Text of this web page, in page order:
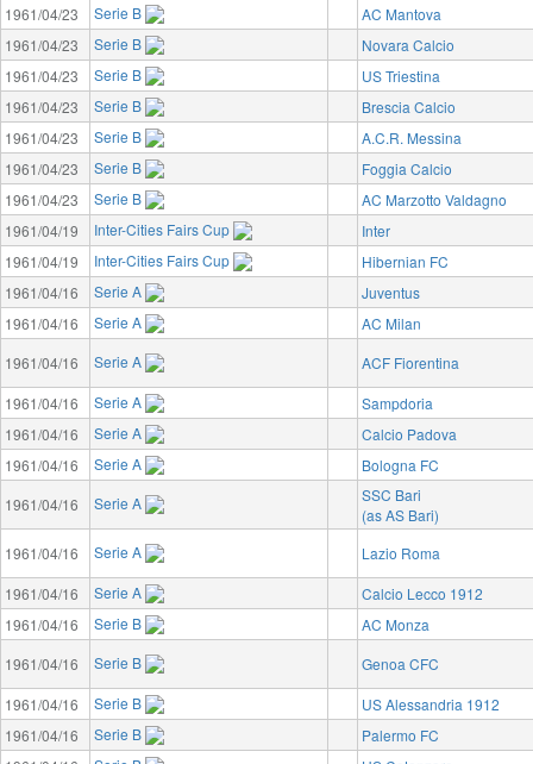
1961/04/23
Serie B
AC Mantova
1961/04/23
Serie B
Novara Calcio
1961/04/23
Serie B
US Triestina
1961/04/23
Serie B
Brescia Calcio
1961/04/23
Serie B
A.C.R. Messina
1961/04/23
Serie B
Foggia Calcio
1961/04/23
Serie B
AC Marzotto Valdagno
1961/04/19
Inter-Cities Fairs Cup
Inter
1961/04/19
Inter-Cities Fairs Cup
Hibernian FC
1961/04/16
Serie A
Juventus
1961/04/16
Serie A
AC Milan
1961/04/16
Serie A
ACF Fiorentina
1961/04/16
Serie A
Sampdoria
1961/04/16
Serie A
Calcio Padova
1961/04/16
Serie A
Bologna FC
1961/04/16
Serie A
SSC Bari
(as AS Bari)
1961/04/16
Serie A
Lazio Roma
1961/04/16
Serie A
Calcio Lecco 1912
1961/04/16
Serie B
AC Monza
1961/04/16
Serie B
Genoa CFC
1961/04/16
Serie B
US Alessandria 1912
1961/04/16
Serie B
Palermo FC